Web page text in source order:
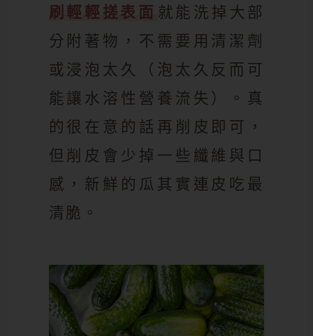
刷輕輕搓表面 就能洗掉大部
分附著物，不需要用清潔劑
或浸泡太久（泡太久反而可
能讓水溶性營養流失）。真
的很在意的話再削皮即可，
但削皮會少掉一些纖維與口
感，新鮮的瓜其實連皮吃最
清脆。